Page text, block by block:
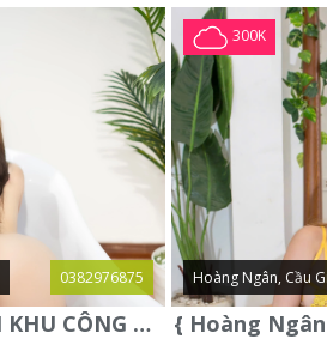
0382976875
KIỀU ANH GÁI GỌI KHU CÔNG NGHIỆP QUANG MINH - MÊ LINH
300K
Hoàng Ngân, Cầu